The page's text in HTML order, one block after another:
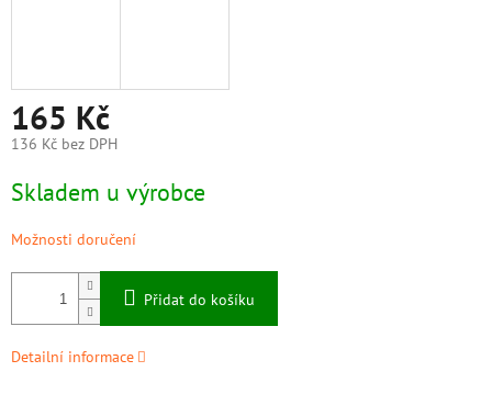
165 Kč
136 Kč bez DPH
cena:
Skladem u výrobce
Možnosti doručení
Přidat do košíku
Detailní informace